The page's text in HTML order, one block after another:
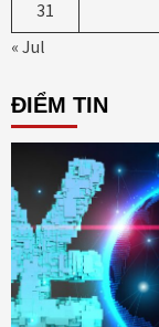
31
« Jul
ĐIỂM TIN